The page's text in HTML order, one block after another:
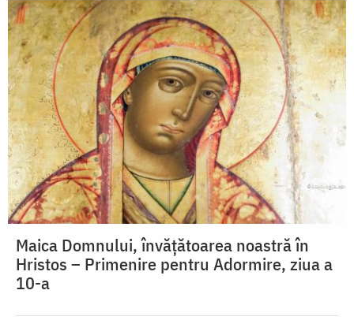
Maica Domnului, învățătoarea noastră în
Hristos – Primenire pentru Adormire, ziua a
10-a